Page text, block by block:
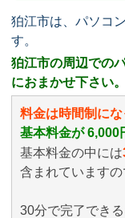
狛江市は、パソコ
す。
狛江市の周辺での
におまかせ下さい。
料金は時間制にな
基本料金が 6,000
基本料金の中には
含まれていますの
30分で完了できる